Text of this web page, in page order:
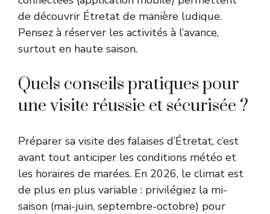
de découvrir Étretat de manière ludique.
Pensez à réserver les activités à l’avance,
surtout en haute saison.
Quels conseils pratiques pour
une visite réussie et sécurisée ?
Préparer sa visite des falaises d’Étretat, c’est
avant tout anticiper les conditions météo et
les horaires de marées. En 2026, le climat est
de plus en plus variable : privilégiez la mi-
saison (mai-juin, septembre-octobre) pour